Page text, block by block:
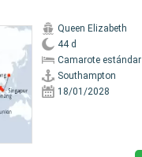
Queen Elizabeth
44 d
Camarote estándar
Southampton
18/01/2028